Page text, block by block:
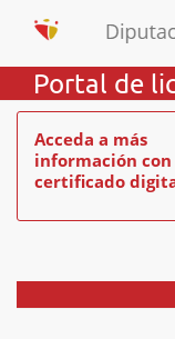
Portal de
Acceda a más
información con
certificado